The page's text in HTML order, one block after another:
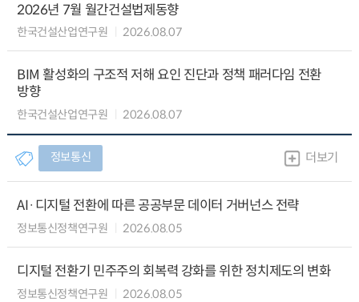
2026년 7월 월간건설법제동향
한국건설산업연구원 2026.08.07
BIM 활성화의 구조적 저해 요인 진단과 정책 패러다임 전환
방향
한국건설산업연구원 2026.08.07
정보통신 더보기
AI·디지털 전환에 따른 공공부문 데이터 거버넌스 전략
정보통신정책연구원 2026.08.05
디지털 전환기 민주주의 회복력 강화를 위한 정치제도의 변화
정보통신정책연구원 2026.08.05